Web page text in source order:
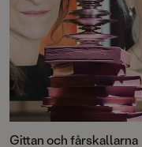
Gittan och fårskallarna